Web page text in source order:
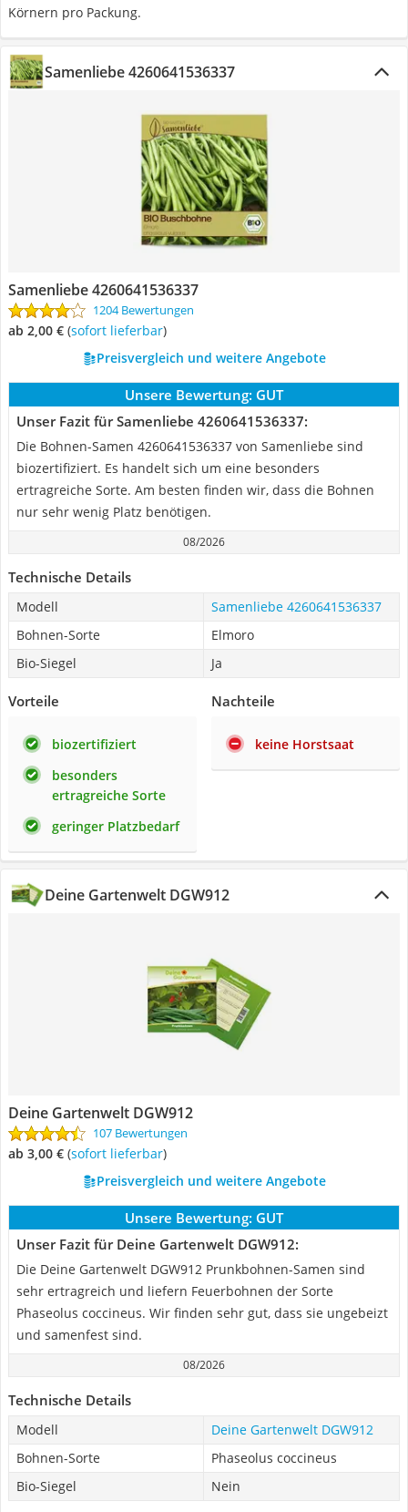
Körnern pro Packung.
Samenliebe 4260641536337
Samenliebe 4260641536337
1204 Bewertungen
ab 2,00 € ( Sofort lieferbar)
Preisvergleich und weitere Angebote
Unsere Bewertung: GUT
Unser Fazit für Samenliebe 4260641536337:
Die Bohnen-Samen 4260641536337 von Samenliebe sind
biozertifiziert. Es handelt sich um eine besonders
ertragreiche Sorte. Am besten finden wir, dass die Bohnen
nur sehr wenig Platz benötigen.
08/2026
Technische Details
Modell
Samenliebe 4260641536337
Bohnen-Sorte
Elmoro
Bio-Siegel
Ja
Vorteile
biozertifiziert
besonders
ertragreiche Sorte
geringer Platzbedarf
Nachteile
keine Horstsaat
Deine Gartenwelt DGW912
Deine Gartenwelt DGW912
107 Bewertungen
ab 3,00 € ( Sofort lieferbar)
Preisvergleich und weitere Angebote
Unsere Bewertung: GUT
Unser Fazit für Deine Gartenwelt DGW912:
Die Deine Gartenwelt DGW912 Prunkbohnen-Samen sind
sehr ertragreich und liefern Feuerbohnen der Sorte
Phaseolus coccineus. Wir finden sehr gut, dass sie ungebeizt
und samenfest sind.
08/2026
Technische Details
Modell
Deine Gartenwelt DGW912
Bohnen-Sorte
Phaseolus coccineus
Bio-Siegel
Nein